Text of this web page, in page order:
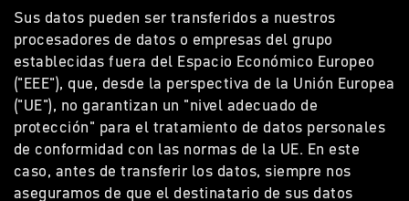
Sus datos pueden ser transferidos a nuestros
procesadores de datos o empresas del grupo
establecidas fuera del Espacio Económico Europeo
("EEE"), que, desde la perspectiva de la Unión Europea
("UE"), no garantizan un "nivel adecuado de
protección" para el tratamiento de datos personales
de conformidad con las normas de la UE. En este
caso, antes de transferir los datos, siempre nos
aseguramos de que el destinatario de sus datos